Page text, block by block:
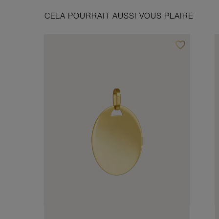
CELA POURRAIT AUSSI VOUS PLAIRE
favorite_borderAjouter à vos